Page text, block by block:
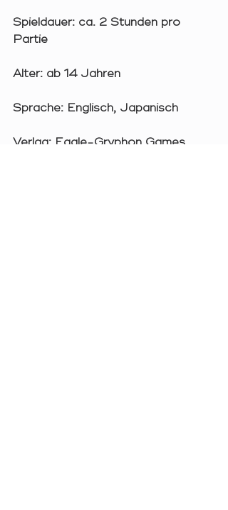
Spieldauer: ca. 2 Stunden pro
Partie
Alter: ab 14 Jahren
Sprache: Englisch, Japanisch
Verlag: Eagle-Gryphon Games